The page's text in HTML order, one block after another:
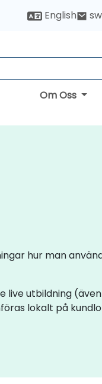
English
Om Oss
hur man
live utbildning
lokalt på